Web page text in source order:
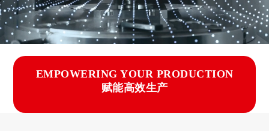
EMPOWERING YOUR PRODUCTION
赋能高效生产